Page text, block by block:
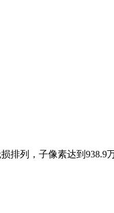
排列，子像素达到938.9